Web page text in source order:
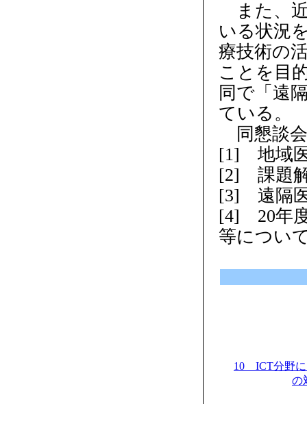
また、
いる状況
療技術の
ことを目
同で「遠
ている。
同懇談
[1] 地域
[2] 課題
[3] 遠隔
[4] 20年
等につい
10 ICT分野に
の